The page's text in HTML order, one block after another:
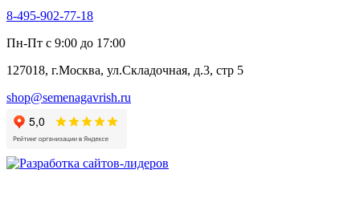
Алтей
Бессмертник
Валериана
Валерианелла
Гибискус лекарственный
Девясил
Душица
Змееголовник
8-495-902-77-18
Пн-Пт с 9:00 до 17:00
127018, г.Москва, ул.Складочная, д.3, стр 5
shop@semenagavrish.ru